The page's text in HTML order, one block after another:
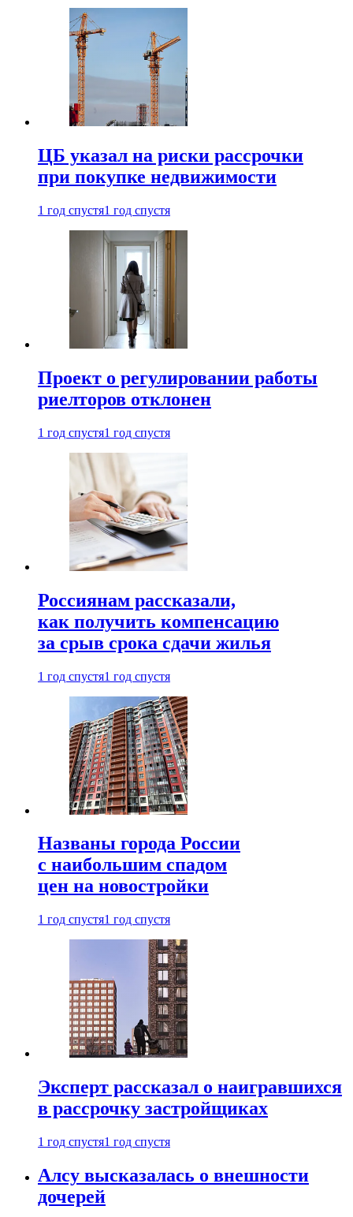
ЦБ указал на риски рассрочки
при покупке недвижимости
1 год спустя1 год спустя
Проект о регулировании работы
риелторов отклонен
1 год спустя1 год спустя
Россиянам рассказали,
как получить компенсацию
за срыв срока сдачи жилья
1 год спустя1 год спустя
Названы города России
с наибольшим спадом
цен на новостройки
1 год спустя1 год спустя
Эксперт рассказал о наигравшихся
в рассрочку застройщиках
1 год спустя1 год спустя
Алсу высказалась о внешности
дочерей